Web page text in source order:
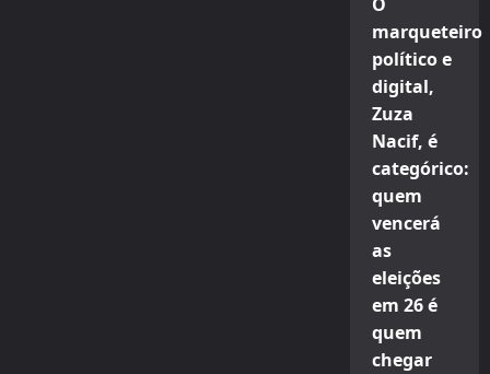
marqueteiro
político e
digital,
Zuza
Nacif, é
categórico:
quem
vencerá
as
eleições
em 26 é
quem
chegar